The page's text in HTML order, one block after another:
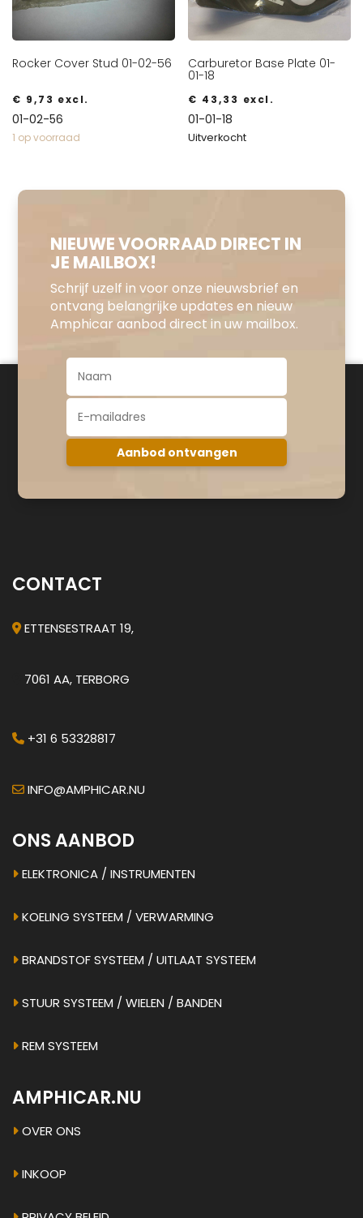
Rocker Cover Stud 01-02-56
€ 9,73 excl.
01-02-56
1 op voorraad
Carburetor Base Plate 01-
01-18
€ 43,33 excl.
01-01-18
Uitverkocht
NIEUWE VOORRAAD DIRECT IN
JE MAILBOX!
Schrijf uzelf in voor onze nieuwsbrief en
ontvang belangrijke updates en nieuw
Amphicar aanbod direct in uw mailbox.
CONTACT
ETTENSESTRAAT 19,
7061 AA, TERBORG
+31 6 53328817
INFO@AMPHICAR.NU
ONS AANBOD
ELEKTRONICA / INSTRUMENTEN
KOELING SYSTEEM / VERWARMING
BRANDSTOF SYSTEEM / UITLAAT SYSTEEM
STUUR SYSTEEM / WIELEN / BANDEN
REM SYSTEEM
AMPHICAR.NU
OVER ONS
INKOOP